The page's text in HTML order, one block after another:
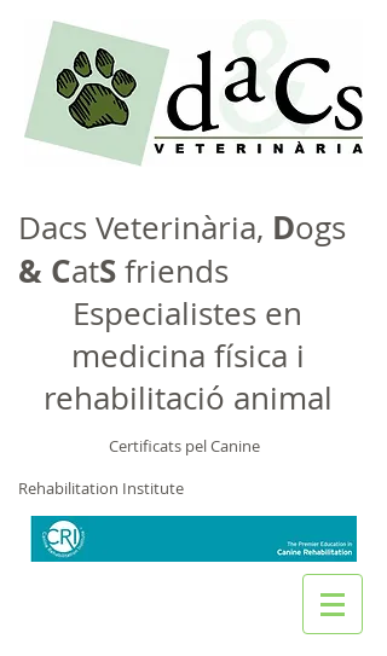
Dacs Veterinària, Dogs
& CatS friends
Especialistes en
medicina física i
rehabilitació animal
Certificats pel Canine
Rehabilitation Institute